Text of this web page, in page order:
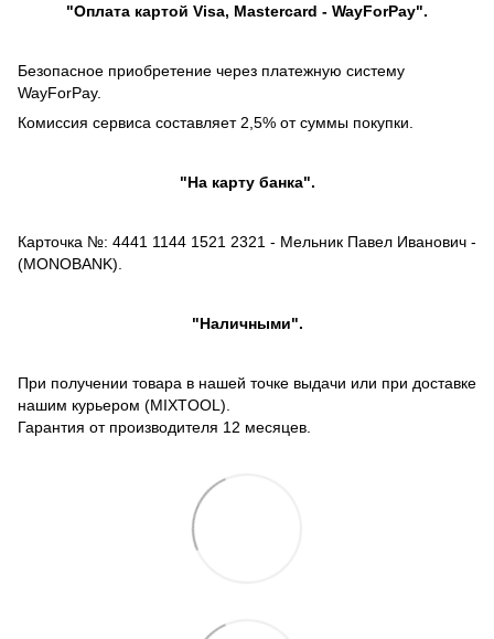
"Оплата картой Visa, Mastercard - WayForPay".
Безопасное приобретение через платежную систему
WayForPay.
Комиссия сервиса составляет 2,5% от суммы покупки.
"На карту банка".
Карточка №: 4441 1144 1521 2321 - Мельник Павел Иванович -
(MONOBANK).
"Наличными".
При получении товара в нашей точке выдачи или при доставке
нашим курьером (MIXTOOL).
Гарантия от производителя 12 месяцев.